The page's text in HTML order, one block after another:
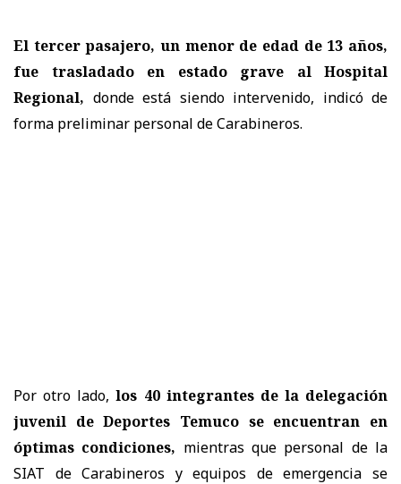
El tercer pasajero, un menor de edad de 13 años,
fue trasladado en estado grave al Hospital
Regional, donde está siendo intervenido, indicó de
forma preliminar personal de Carabineros.
Por otro lado,los 40 integrantes de la delegación
juvenil de Deportes Temuco se encuentran en
óptimas condiciones, mientras que personal de la
SIAT de Carabineros y equipos de emergencia se